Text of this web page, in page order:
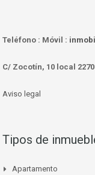
Teléfono : Móvil :
C/ Zocotín, 10 local
Aviso legal
Tipos de
Apartamento